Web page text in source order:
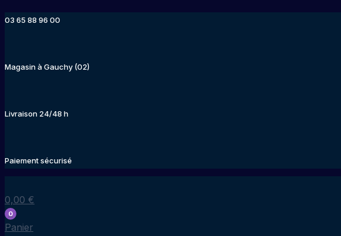
03 65 88 96 00
Magasin à Gauchy (02)
Livraison 24/48 h
Paiement sécurisé
0,00 €
0
Panier